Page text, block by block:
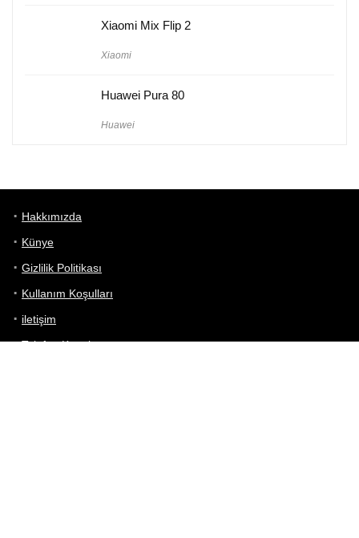
Xiaomi Mix Flip 2
Xiaomi
Huawei Pura 80
Huawei
Hakkımızda
Künye
Gizlilik Politikası
Kullanım Koşulları
iletişim
Telefon Karşılaştırma